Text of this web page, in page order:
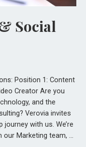
Social
Position 1: Content
Creator Are you
and the
Verovia invites
with us. We’re
our Marketing team, …